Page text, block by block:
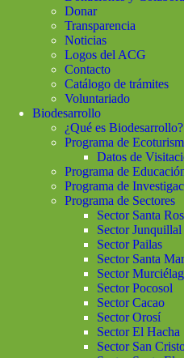
Donar
Transparencia
Noticias
Logos del ACG
Contacto
Catálogo de trámites
Voluntariado
Biodesarrollo
¿Qué es Biodesarrollo?
Programa de
Datos de
Programa de
Programa de
Programa de Sectores
Sector Santa
Sector Junquillal
Sector Pailas
Sector Santa
Sector
Sector Pocosol
Sector Cacao
Sector Orosí
Sector El Hacha
Sector San